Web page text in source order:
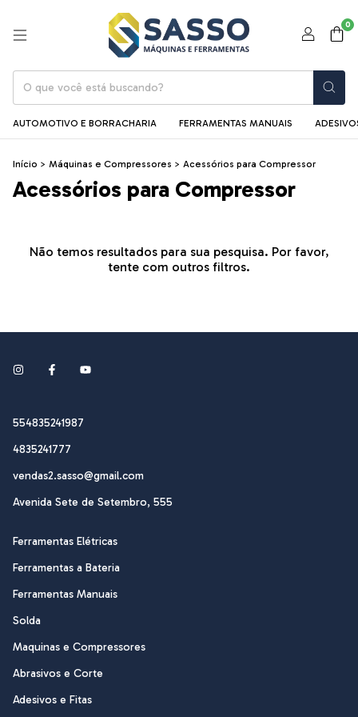
0
AUTOMOTIVO E BORRACHARIA FERRAMENTAS MANUAIS
Início > Máquinas e Compressores > Acessórios para Compressor
Acessórios para Compressor
Não temos resultados para sua pesquisa. Por favor,
tente com outros filtros.
554835241987
4835241777
vendas2.sasso@gmail.com
Avenida Sete de Setembro, 555
Ferramentas Elétricas
Ferramentas a Bateria
Ferramentas Manuais
Solda
Maquinas e Compressores
Abrasivos e Corte
Adesivos e Fitas